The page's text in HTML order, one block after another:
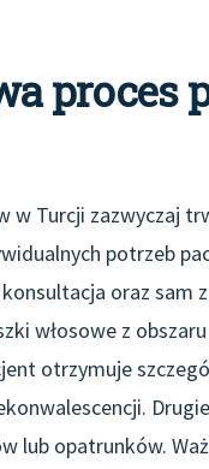
proces
w Turcji zazwyczaj
potrzeb
oraz
włosowe z
otrzymuje
lub opatrunków.